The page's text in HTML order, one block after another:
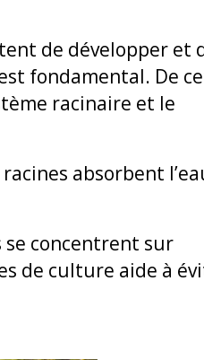
de développer et
fondamental. De
racinaire et le
absorbent
se concentrent sur
de culture aide à